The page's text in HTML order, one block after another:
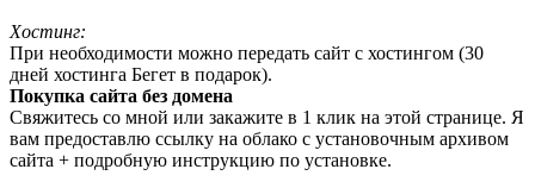
Хостинг:
При необходимости можно передать сайт с хостингом (30
дней хостинга Бегет в подарок).
Покупка сайта без домена
Свяжитесь со мной или закажите в 1 клик на этой странице. Я
вам предоставлю ссылку на облако с установочным архивом
сайта + подробную инструкцию по установке.